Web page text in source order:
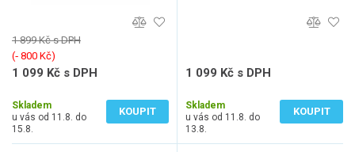
1 899 Kč s DPH
(‐ 800 Kč)
1 099 Kč s DPH
Skladem
u vás od 11.8. do
15.8.
KOUPIT
1 099 Kč s DPH
Skladem
u vás od 11.8. do
13.8.
KOUPIT